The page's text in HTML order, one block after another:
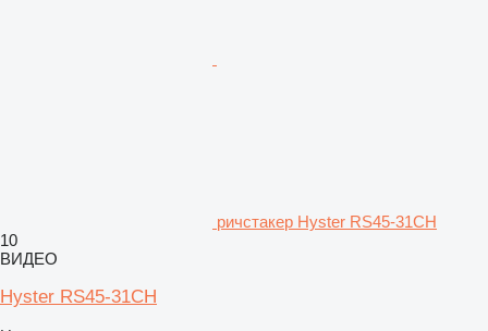
ричстакер Hyster RS45-31CH
10
ВИДЕО
Hyster RS45-31CH